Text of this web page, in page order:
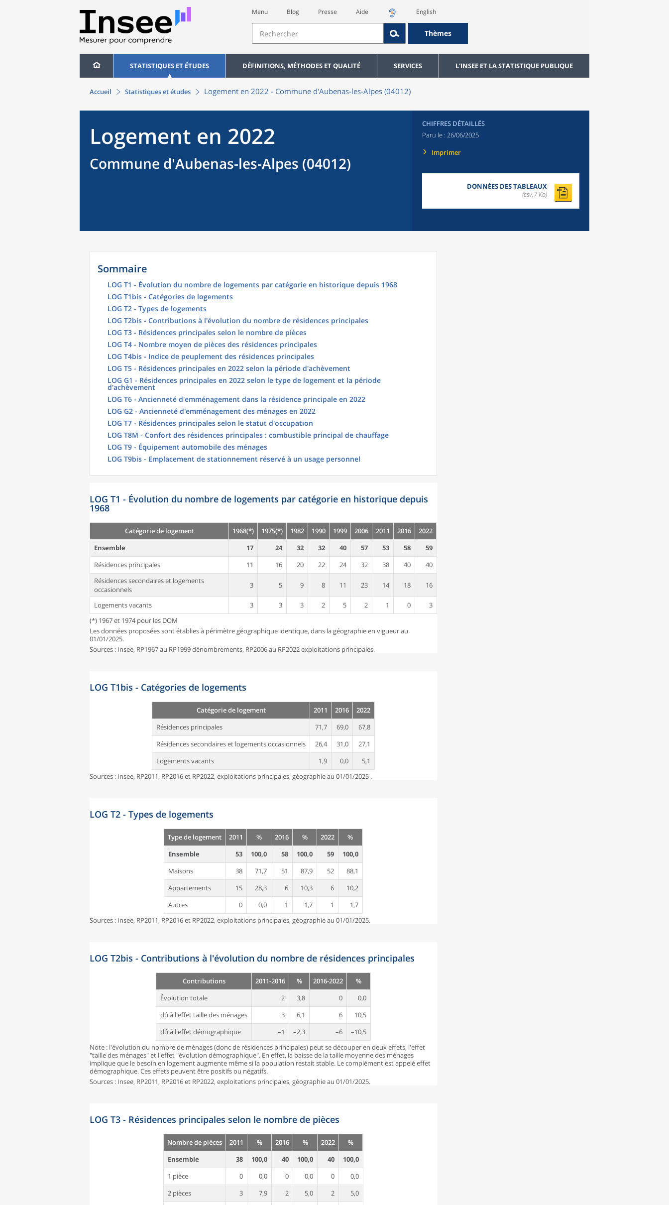
Menu Blog Presse Aide English
Thèmes
STATISTIQUES ET ÉTUDES DÉFINITIONS, MÉTHODES ET QUALITÉ SERVICES L'INSEE ET LA STATISTIQUE PUBLIQUE
Accueil Statistiques et études Logement en 2022 - Commune d'Aubenas-les-Alpes (04012)
Logement en 2022
Commune d'Aubenas-les-Alpes (04012)
CHIFFRES DÉTAILLÉS
Paru le : 26/06/2025
Imprimer
DONNÉES DES TABLEAUX
(csv,7 Ko)
Sommaire
LOG T1 - Évolution du nombre de logements par catégorie en historique depuis 1968
LOG T1bis - Catégories de logements
LOG T2 - Types de logements
LOG T2bis - Contributions à l'évolution du nombre de résidences principales
LOG T3 - Résidences principales selon le nombre de pièces
LOG T4 - Nombre moyen de pièces des résidences principales
LOG T4bis - Indice de peuplement des résidences principales
LOG T5 - Résidences principales en 2022 selon la période d'achèvement
LOG G1 - Résidences principales en 2022 selon le type de logement et la période
d'achèvement
LOG T6 - Ancienneté d'emménagement dans la résidence principale en 2022
LOG G2 - Ancienneté d'emménagement des ménages en 2022
LOG T7 - Résidences principales selon le statut d'occupation
LOG T8M - Confort des résidences principales : combustible principal de chauffage
LOG T9 - Équipement automobile des ménages
LOG T9bis - Emplacement de stationnement réservé à un usage personnel
LOG T1 - Évolution du nombre de logements par catégorie en historique depuis
1968
Catégorie de logement 1968(*) 1975(*) 1982 1990 1999 2006 2011 2016
2022
Ensemble
17 24 32 32 40 57 53 58
59
Résidences principales
11 16 20 22 24 32 38 40
40
Résidences secondaires et logements
occasionnels
3 5 9 8 11 23 14 18 16
Logements vacants 3 3 3 2 5 2 1 0
3
(*) 1967 et 1974 pour les DOM
Les données proposées sont établies à périmètre géographique identique, dans la géographie en vigueur au
01/01/2025.
Sources : Insee, RP1967 au RP1999 dénombrements, RP2006 au RP2022 exploitations principales.
LOG T1bis - Catégories de logements
Catégorie de logement 2011 2016
2022
Résidences principales
71,7 69,0
67,8
Résidences secondaires et logements occasionnels
26,4 31,0
27,1
Logements vacants
1,9 0,0
5,1
Sources : Insee, RP2011, RP2016 et RP2022, exploitations principales, géographie au 01/01/2025 .
LOG T2 - Types de logements
Type de logement 2011 % 2016 % 2022
%
Ensemble
53 100,0 58 100,0 59
100,0
Maisons
38 71,7 51 87,9 52
88,1
Appartements
15 28,3 6 10,3 6
10,2
Autres
0 0,0 1 1,7 1
1,7
Sources : Insee, RP2011, RP2016 et RP2022, exploitations principales, géographie au 01/01/2025.
LOG T2bis - Contributions à l'évolution du nombre de résidences principales
Contributions 2011-2016 % 2016-2022
%
Évolution totale
2 3,8 0
0,0
dû à l'effet taille des ménages
3 6,1 6
10,5
dû à l'effet démographique
–1 –2,3 –6
–10,5
Note : l'évolution du nombre de ménages (donc de résidences principales) peut se découper en deux effets, l'effet
"taille des ménages" et l'effet "évolution démographique". En effet, la baisse de la taille moyenne des ménages
implique que le besoin en logement augmente même si la population restait stable. Le complément est appelé effet
démographique. Ces effets peuvent être positifs ou négatifs.
Sources : Insee, RP2011, RP2016 et RP2022, exploitations principales, géographie au 01/01/2025.
LOG T3 - Résidences principales selon le nombre de pièces
Nombre de pièces 2011 % 2016 % 2022
%
Ensemble
38 100,0 40 100,0 40
100,0
1 pièce
0 0,0 0 0,0 0
0,0
2 pièces
3 7,9 2 5,0 2
5,0